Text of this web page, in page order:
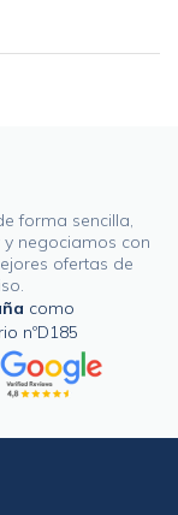
forma sencilla,
negociamos con
ofertas de
como
nºD185